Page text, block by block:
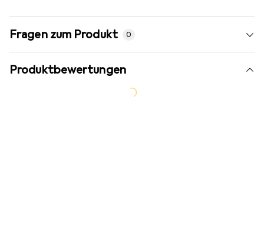
Fragen zum Produkt 0
Produktbewertungen